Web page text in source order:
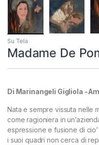
Su Tela
Madame De
Di Marinangeli Gigliola -
Nata e sempre vissuta nelle
come ragioniera in
espressione e fusione di
i suoi quadri non cerca di